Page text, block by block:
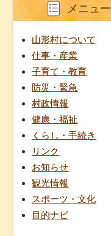
メニュー
山形村について
仕事・産業
子育て・教育
防災・緊急
村政情報
健康・福祉
くらし・手続き
リンク
お知らせ
観光情報
スポーツ・文化
目的ナビ